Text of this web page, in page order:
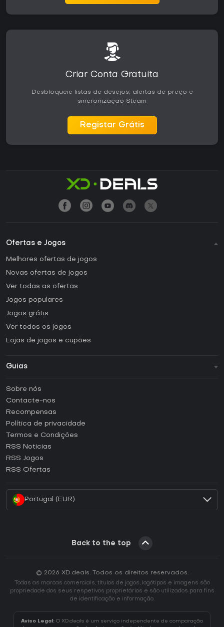
Criar Conta Gratuita
Desbloqueie listas de desejos, alertas de preço e
sincronização Steam
Registar Grátis
Ofertas e Jogos
Melhores ofertas de jogos
Novas ofertas de jogos
Ver todas as ofertas
Jogos populares
Jogos grátis
Ver todos os jogos
Lojas de jogos e cupões
Guias
Como ativar uma CD Key Steam?
Como ativar uma CD Key Epic Games?
Como ativar uma CD Key GOG?
Como ativar uma CD Key Ubisoft Connect?
Sobre nós
Contacte-nos
Recompensas
Política de privacidade
Termos e Condições
RSS Noticias
RSS Jogos
RSS Ofertas
Portugal (EUR)
Back to the top
© 2026 XD.deals. Todos os direitos reservados.
Todas as marcas comerciais, títulos de jogos, logótipos e imagens são
propriedade dos seus respetivos proprietários e são utilizados para fins
de identificação e informação.
Aviso Legal: O XD.deals é um serviço independente de comparação